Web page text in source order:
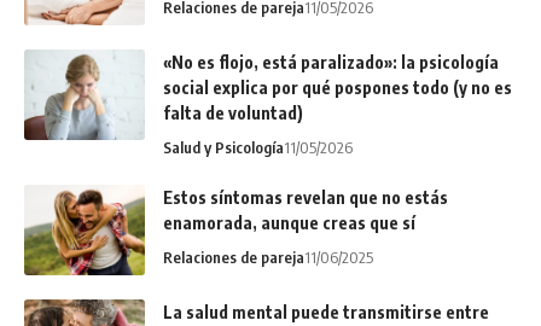
Relaciones de pareja11/05/2026
«No es flojo, está paralizado»: la psicología
social explica por qué pospones todo (y no es
falta de voluntad)
Salud y Psicología11/05/2026
Estos síntomas revelan que no estás
enamorada, aunque creas que sí
Relaciones de pareja11/06/2025
La salud mental puede transmitirse entre